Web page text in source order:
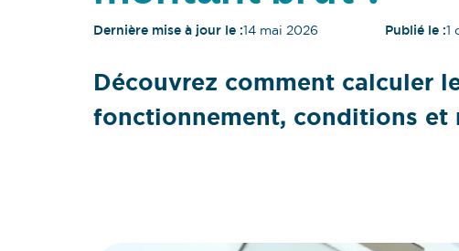
Dernière mise à jour le :14 mai 2026 Publié le :1
Découvrez comment calculer
fonctionnement, conditions et